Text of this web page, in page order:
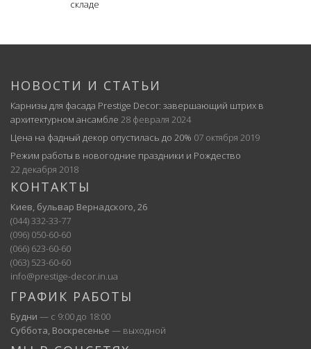
складе
НОВОСТИ И СТАТЬИ
Карнизы для фасада Prestige Decor: завершающий штрих в
архитектурном ансамбле 28 февраля 2024
Цена на фадный декор опустилась до 20% 07 октября 2019
Режим работы в новогодние праздники и Рождество
22 декабря 2018
КОНТАКТЫ
Киев, бульвар Вернадского, 26
(044) 332-33-77
(096) 050-60-60
(066) 623-60-60
(063) 523-60-60
info@prestige-decor.in.ua
ГРАФИК РАБОТЫ
Будни — с 9:00 до 18:00
Суббота, Воскресенье — выходной